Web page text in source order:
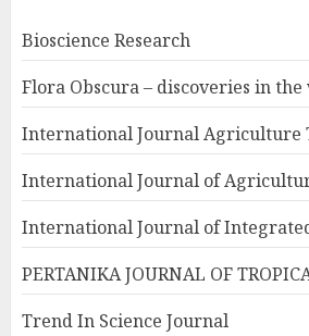
Bioscience Research
Flora Obscura – discoveries in
International Journal Agriculture
International Journal of
International Journal of
PERTANIKA JOURNAL OF
Trend In Science Journal